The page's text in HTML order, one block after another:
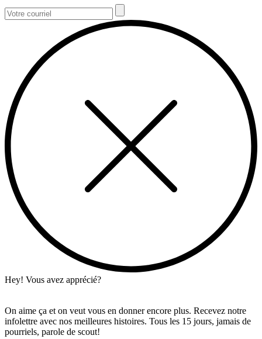
Hey! Vous avez apprécié?
On aime ça et on veut vous en donner encore plus. Recevez notre
infolettre avec nos meilleures histoires. Tous les 15 jours, jamais de
pourriels, parole de scout!